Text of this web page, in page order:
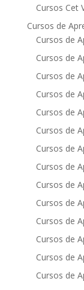
Cursos Cet
Cursos de
Cursos de
Cursos de
Cursos de
Cursos de
Cursos de
Cursos de
Cursos de
Cursos de
Cursos de
Cursos de
Cursos de
Cursos de
Cursos de
Cursos de